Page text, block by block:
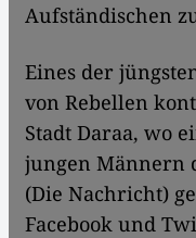
Aufständischen
Eines der
von Rebellen
Stadt Daraa, wo
jungen Männern
(Die Nachricht)
Facebook und